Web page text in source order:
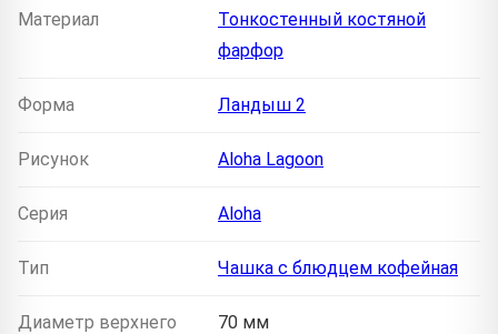
Материал
Тонкостенный костяной
фарфор
Форма Ландыш 2
Рисунок Aloha Lagoon
Серия Aloha
Тип Чашка с блюдцем кофейная
Диаметр верхнего
70 мм